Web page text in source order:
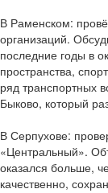
В Раменском:
организаций.
последние годы в
пространства,
ряд транспортных
Быково, который
В Серпухове:
«Центральный».
оказался больше,
качественно,